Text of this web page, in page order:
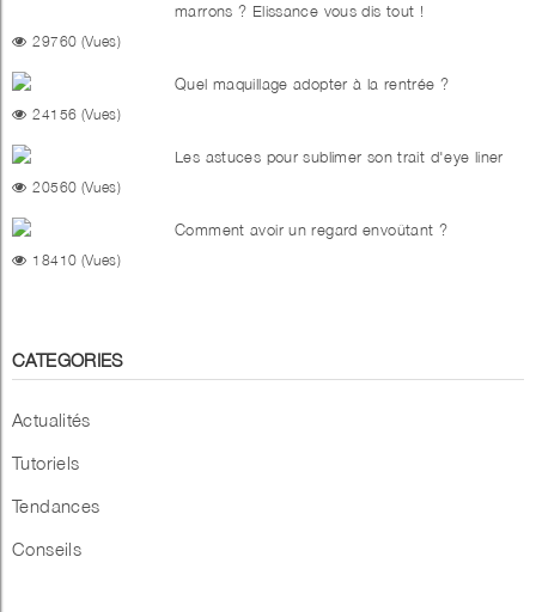
marrons ? Elissance vous dis tout !
29760 (Vues)
Quel maquillage adopter à la rentrée ?
24156 (Vues)
Les astuces pour sublimer son trait d'eye liner
20560 (Vues)
Comment avoir un regard envoûtant ?
18410 (Vues)
CATEGORIES
Actualités
Tutoriels
Tendances
Conseils